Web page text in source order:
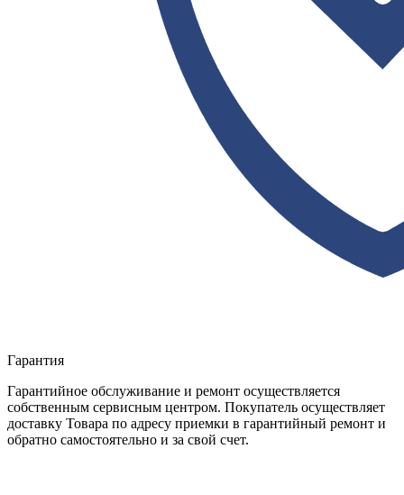
Гарантия
Гарантийное обслуживание и ремонт осуществляется
собственным сервисным центром. Покупатель осуществляет
доставку Товара по адресу приемки в гарантийный ремонт и
обратно самостоятельно и за свой счет.